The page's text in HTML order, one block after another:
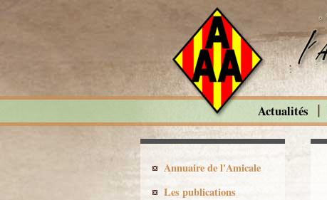
Actualités
Annuaire de l'Amicale
Les publications